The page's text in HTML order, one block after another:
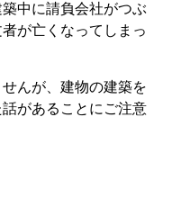
中に請負会社がつぶ
が亡くなってしまっ
んが、建物の建築を
があることにご注意